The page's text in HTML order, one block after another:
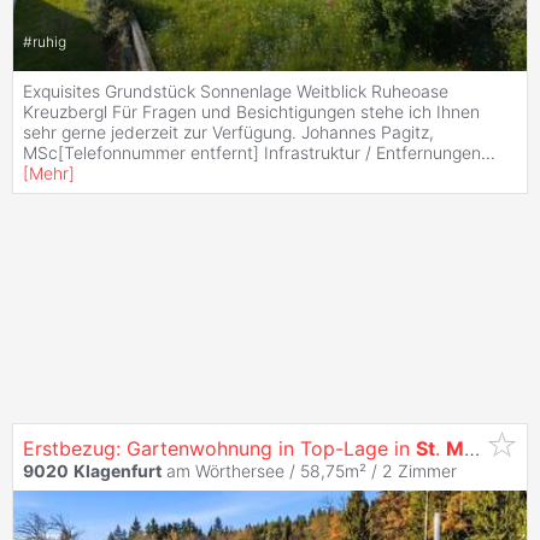
#ruhig
Exquisites Grundstück Sonnenlage Weitblick Ruheoase
Kreuzbergl Für Fragen und Besichtigungen stehe ich Ihnen
sehr gerne jederzeit zur Verfügung. Johannes Pagitz,
MSc[Telefonnummer entfernt] Infrastruktur / Entfernungen...
[Mehr]
Erstbezug: Gartenwohnung in Top-Lage in St. Martin -
9020 Klagenfurt am Wörthersee / 58,75m² / 2 Zimmer